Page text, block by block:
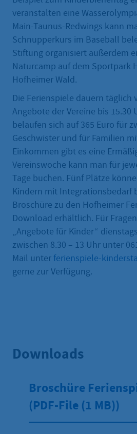
veranstalten eine
Main-Taunus-Redwings kann
Schnupperkurs im Baseball
Stiftung organisiert außerdem
Naturcamp auf dem Sportpark
Hofheimer Wald.
Die Ferienspiele dauern täglich
Angebote der Vereine bis 15.30
belaufen sich auf 365 Euro für
Geschwister und für Familien
Einkommen gibt es eine
Vereinswoche kann man für
Tage buchen. Fünf Plätze
Kindern mit Integrationsbedarf
Broschüre zu den Hofheimer
Download erhältlich. Für
„Angebote für Kinder“
zwischen 8.30 – 13 Uhr unter
Mail unter ferienspiele-
gerne zur Verfügung.
Downloads
Broschüre
(PDF-File (1 MB))